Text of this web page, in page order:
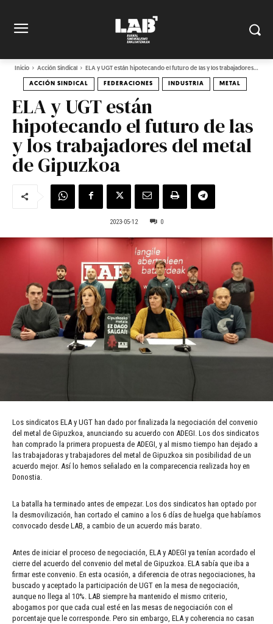
Inicio Acción Sindical ELA y UGT están hipotecando el futuro de las y los trabajadores...
ACCIÓN SINDICAL FEDERACIONES INDUSTRIA METAL
ELA y UGT están
hipotecando el futuro de las
y los trabajadores del metal
de Gipuzkoa
2023-05-12 0
Los sindicatos ELA y UGT han dado por finalizada la negociación del convenio
del metal de Gipuzkoa, anunciando su acuerdo con ADEGI. Los dos sindicatos
han comprado la primera propuesta de ADEGI, y al mismo tiempo han dejado a
las trabajadoras y trabajadores del metal de Gipuzkoa sin posibilidad de un
acuerdo mejor. Así lo hemos señalado en la comparecencia realizada hoy en
Donostia.
La batalla ha terminado antes de empezar. Los dos sindicatos han optado por
la desmovilización, han cortado el camino a los 6 días de huelga que habíamos
convocado desde LAB, a cambio de un acuerdo más barato.
Antes de iniciar el proceso de negociación, ELA y ADEGI ya tenían acordado el
cierre del acuerdo del convenio del metal de Gipuzkoa. ELA sabía que iba a
firmar este convenio. En esta ocasión, a diferencia de otras negociaciones, ha
buscado y aceptado la participación de UGT en la mesa de negociación,
aunque no llega al 10%. LAB siempre ha mantenido el mismo criterio,
abogamos por que cada cual esté en las mesas de negociación con el
porcentaje que le corresponde. Pero sin embargo, ELA y coherencia no casan